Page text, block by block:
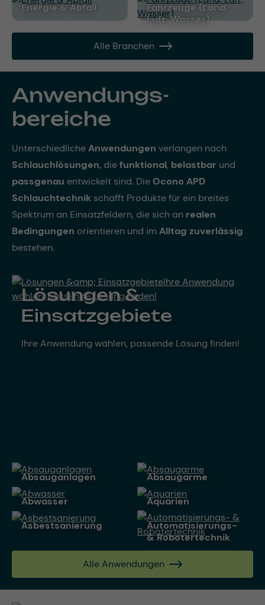
Energie & Abfall
Fahrzeuge (Land,
Luft, Wasser)
Alle Branchen
Anwendungs­
bereiche
UnterschiedlicheAnwendungen verlangen nach
Schlauchlösungen, diefunktional, belastbar und
passgenau entwickelt sind. DieOcono APD
Schlauchtechnik schafft Produkte für ein breites
Spektrum an Einsatzfeldern, die sich an realen
Bedingungen orientieren und imAlltag zuverlässig
bestehen.
Lösungen &
Einsatzgebiete
Ihre Anwendung wählen, passende Lösung finden!
Absauganlagen
Absaugarme
Abwasser
Aquarien
Asbestsanierung
Automatisierungs-
& Robotertechnik
Alle Anwendungen